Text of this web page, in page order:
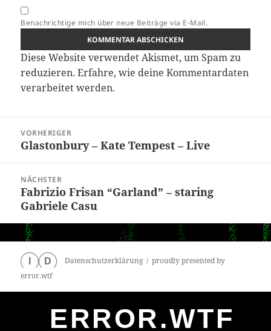
Benachrichtige mich über neue Beiträge via E-Mail.
Diese Website verwendet Akismet, um Spam zu
reduzieren.Erfahre, wie deine Kommentardaten
verarbeitet werden.
VORHERIGER
Vorheriger
Glastonbury – Kate Tempest – Live
NÄCHSTER
Nächster
Beitrag:
Fabrizio Frisan “Garland” – staring
Gabriele Casu
D Datenschutzerklärung
proudly presented by
error.wtf
ERROR.WTF